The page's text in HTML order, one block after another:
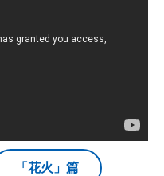
「花火」篇